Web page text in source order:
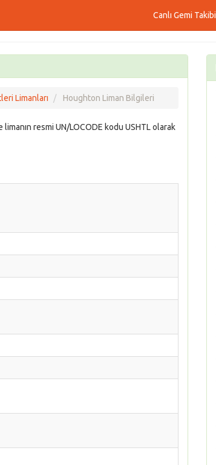
Canlı Gemi Takibi
Limanları Houghton Liman Bilgileri
resmi UN/LOCODE kodu USHTL olarak